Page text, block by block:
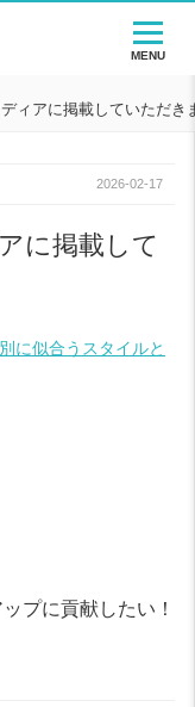
ィアに掲載していただき
2026-02-17
に掲載して
に似合うスタイルと
プに貢献したい！
MENU